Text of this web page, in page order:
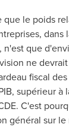
que le poids
dans
que
ne
fiscal
supérieur à
C'est
général sur